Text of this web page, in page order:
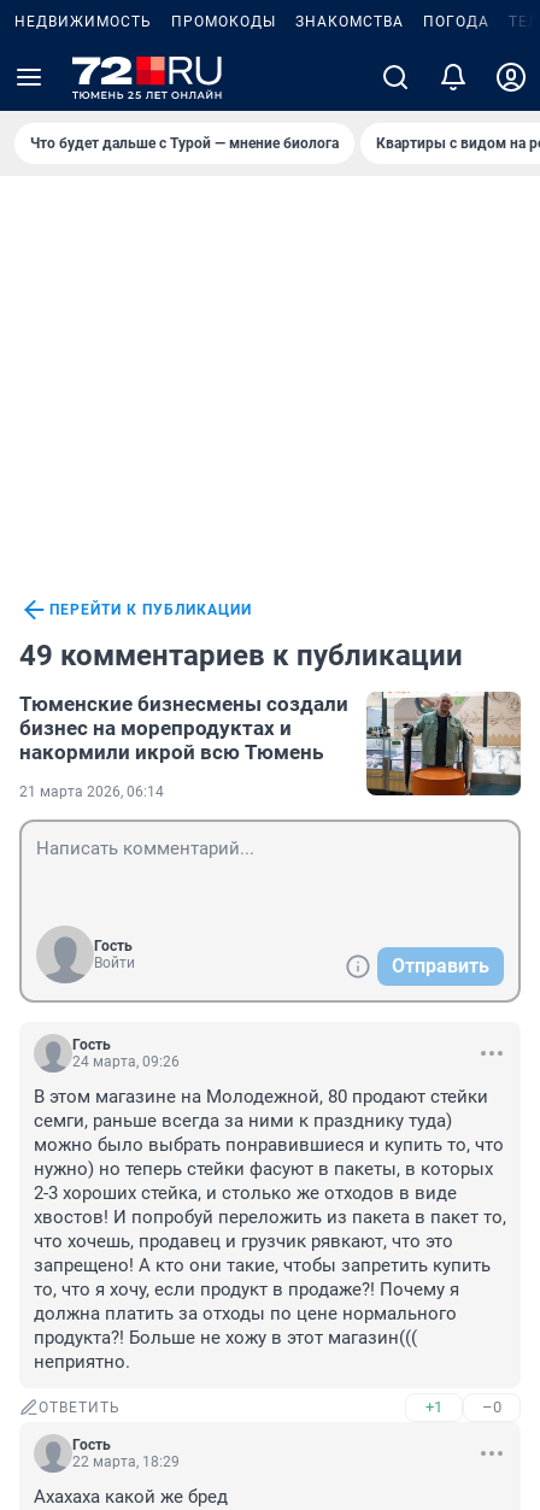
НЕДВИЖИМОСТЬ ПРОМОКОДЫ ЗНАКОМСТВА ПОГОДА
Что будет дальше с Турой — мнение биолога Квартиры с видом на
ПЕРЕЙТИ К ПУБЛИКАЦИИ
49 комментариев к публикации
Тюменские бизнесмены создали
бизнес на морепродуктах и
накормили икрой всю Тюмень
21 марта 2026, 06:14
Гость
Войти
Отправить
Гость
24 марта, 09:26
В этом магазине на Молодежной, 80 продают стейки
семги, раньше всегда за ними к празднику туда)
можно было выбрать понравившиеся и купить то, что
нужно) но теперь стейки фасуют в пакеты, в которых
2-3 хороших стейка, и столько же отходов в виде
хвостов! И попробуй переложить из пакета в пакет то,
что хочешь, продавец и грузчик рявкают, что это
запрещено! А кто они такие, чтобы запретить купить
то, что я хочу, если продукт в продаже?! Почему я
должна платить за отходы по цене нормального
продукта?! Больше не хожу в этот магазин(((
неприятно.
ОТВЕТИТЬ +1 –0
Гость
22 марта, 18:29
Ахахаха какой же бред